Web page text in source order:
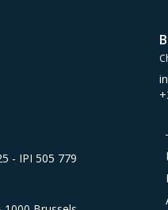
- IPI 505 779